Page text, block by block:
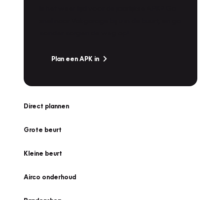
Plan een APK in
Direct plannen
Grote beurt
Kleine beurt
Airco onderhoud